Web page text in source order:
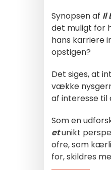
Synopsen af Il
det muligt for
hans karriere
opstigen?
Det siges, at
vække
af interesse
Som en
etunikt
ofre, som
for, skildres